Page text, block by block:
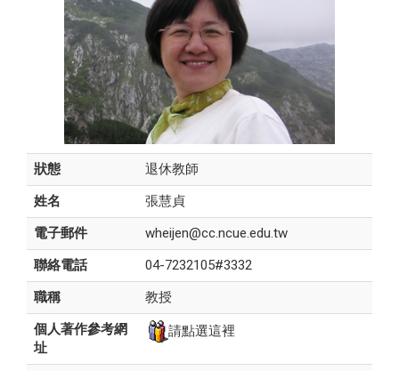
狀態
退休教師
姓名
張慧貞
電子郵件
wheijen@cc.ncue.edu.tw
聯絡電話
04-7232105#3332
職稱
教授
個人著作參考網
址
請點選這裡